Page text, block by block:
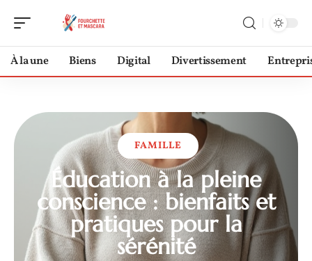
À la une Biens Digital Divertissement
FAMILLE
Éducation à la pleine
conscience : bienfaits et
pratiques pour la
sérénité